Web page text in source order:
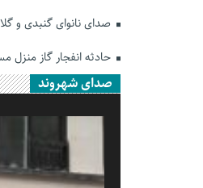
صدای نانوای گنبدی و
حادثه انفجار گاز
صدای شهروند